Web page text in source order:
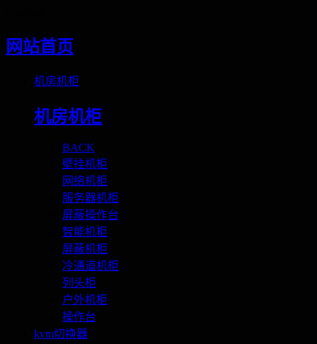
网站首页
机房机柜
机房机柜
BACK
壁挂机柜
网络机柜
服务器机柜
屏蔽操作台
智能机柜
屏蔽机柜
冷通道机柜
列头柜
户外机柜
操作台
kvm切换器